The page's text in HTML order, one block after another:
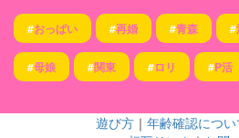
#おっぱい #再婚 #青森 #
#母娘 #関東 #ロリ #P活
遊び方 ｜ 年齢確認につい